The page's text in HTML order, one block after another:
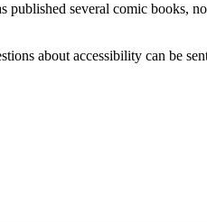
several comic books,
about accessibility can be